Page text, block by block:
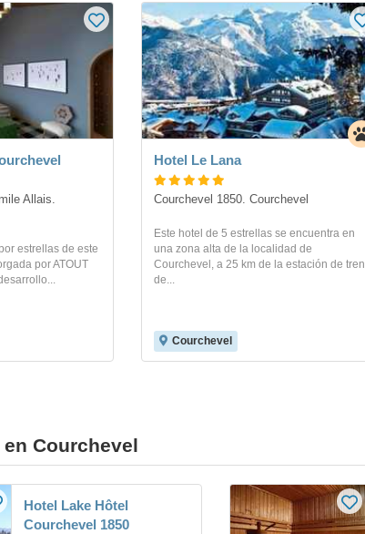
Allais.
estrellas de este
por ATOUT
Hotel Le Lana
Courchevel 1850. Courchevel
Este hotel de 5 estrellas se encuentra en
una zona alta de la localidad de
Courchevel, a 25 km de la estación de tren
de...
Courchevel
Courchevel
Hotel Lake Hôtel
Courchevel 1850